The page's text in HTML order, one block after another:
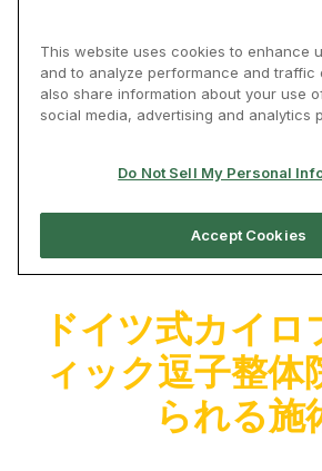
ドイツ式カイロ
ィック逗子整体
られる施